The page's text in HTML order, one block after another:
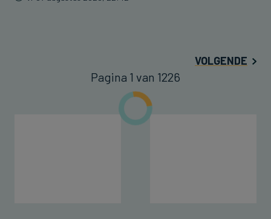
VOLGENDE
Pagina 1 van 1226